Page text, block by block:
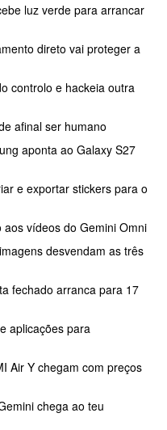
luz verde para arrancar
direto vai proteger a
controlo e hackeia outra
afinal ser humano
aponta ao Galaxy S27
e exportar stickers para o
vídeos do Gemini Omni
desvendam as três
fechado arranca para 17
aplicações para
Air Y chegam com preços
chega ao teu